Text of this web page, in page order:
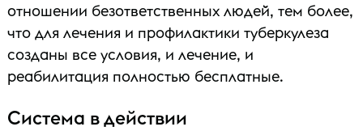
отношении безответственных людей, тем более,
что для лечения и профилактики туберкулеза
созданы все условия, и лечение, и
реабилитация полностью бесплатные.
Система в действии